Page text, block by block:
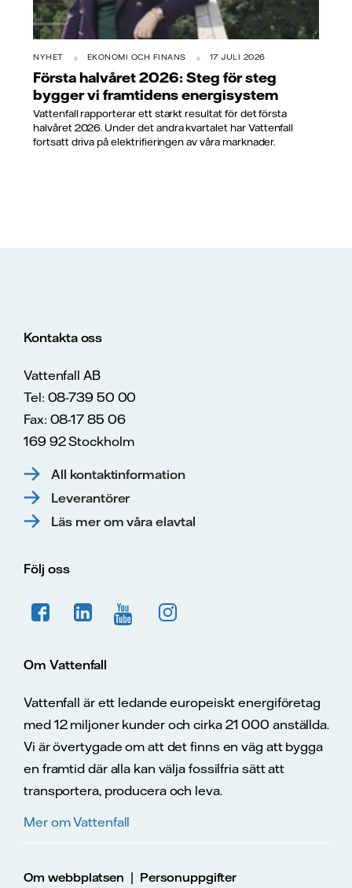
NYHET EKONOMI OCH FINANS 17 JULI 2026
Första halvåret 2026: Steg för steg
bygger vi framtidens energisystem
Vattenfall rapporterar ett starkt resultat för det första
halvåret 2026. Under det andra kvartalet har Vattenfall
fortsatt driva på elektrifieringen av våra marknader.
Kontakta oss
Vattenfall AB
Tel: 08-739 50 00
Fax: 08-17 85 06
169 92 Stockholm
All kontaktinformation
Leverantörer
Läs mer om våra elavtal
Följ oss
Om Vattenfall
Vattenfall är ett ledande europeiskt energiföretag
med 12 miljoner kunder och cirka 21 000 anställda.
Vi är övertygade om att det finns en väg att bygga
en framtid där alla kan välja fossilfria sätt att
transportera, producera och leva.
Mer om Vattenfall
Om webbplatsen | Personuppgifter